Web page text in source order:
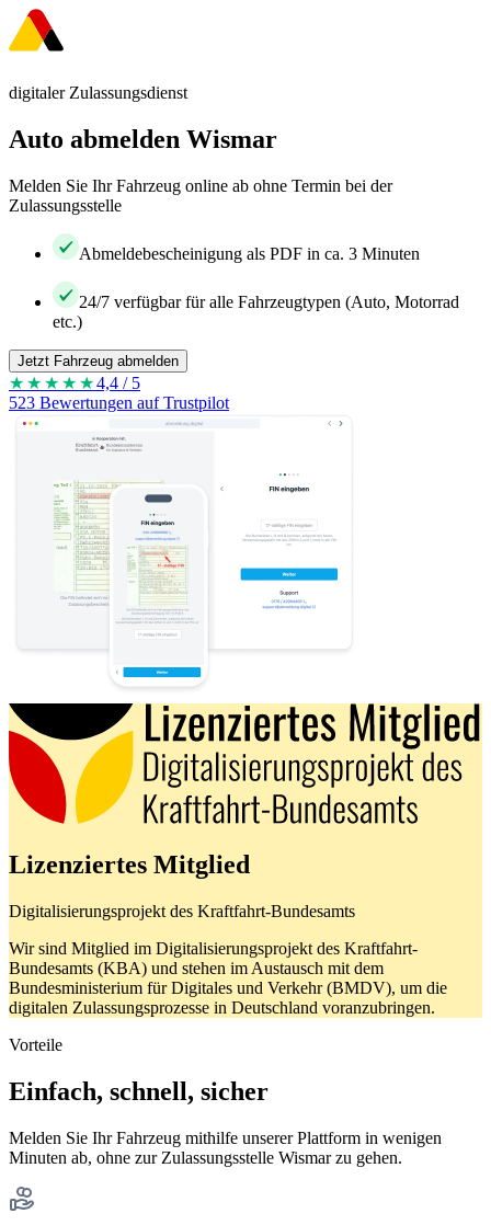
digitaler Zulassungsdienst
Auto abmelden Wismar
Melden Sie Ihr Fahrzeug online ab ohne Termin bei der
Zulassungsstelle
Abmeldebescheinigung als PDF in ca. 3 Minuten
24/7 verfügbar für alle Fahrzeugtypen (Auto, Motorrad
etc.)
Jetzt Fahrzeug abmelden
★★★★ ★4,4 / 5
523 Bewertungen auf Trustpilot
Lizenziertes Mitglied
Digitalisierungsprojekt des Kraftfahrt-Bundesamts
Wir sind Mitglied im Digitalisierungsprojekt des Kraftfahrt-
Bundesamts (KBA) und stehen im Austausch mit dem
Bundesministerium für Digitales und Verkehr (BMDV), um die
digitalen Zulassungsprozesse in Deutschland voranzubringen.
Vorteile
Einfach, schnell, sicher
Melden Sie Ihr Fahrzeug mithilfe unserer Plattform in wenigen
Minuten ab, ohne zur Zulassungsstelle Wismar zu gehen.